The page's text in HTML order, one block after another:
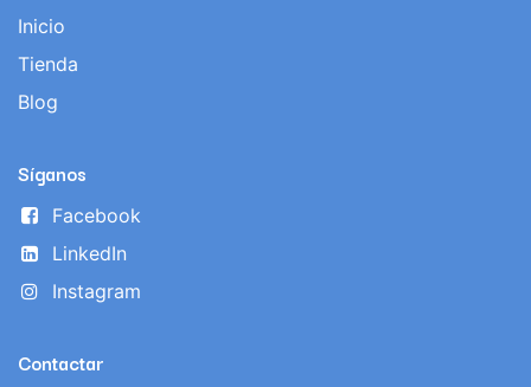
Inicio
Tienda
Blog
Síganos
Facebook
LinkedIn
Instagram
Contactar